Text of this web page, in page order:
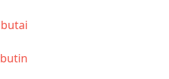
butai
butin